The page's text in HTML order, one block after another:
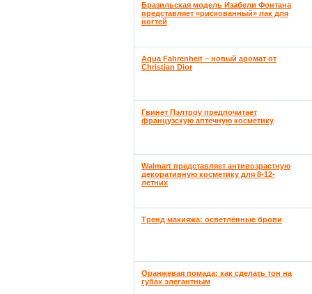
Бразильская модель Изабели Фонтана
представляет «рискованный» лак для
ногтей
Aqua Fahrenheit – новый аромат от
Christian Dior
Гвинет Пэлтроу предпочитает
французскую аптечную косметику
Walmart представляет антивозрастную
декоративную косметику для 8-12-
летних
Тренд макияжа: осветлённые брови
Оранжевая помада: как сделать тон на
губах элегантным